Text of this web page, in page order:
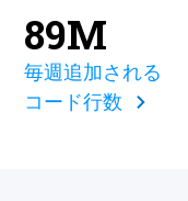
89M
毎週追加される
コード行数